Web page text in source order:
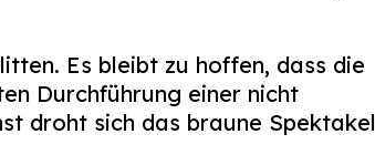
Es bleibt zu hoffen, dass die
Durchführung einer nicht
droht sich das braune Spektakel